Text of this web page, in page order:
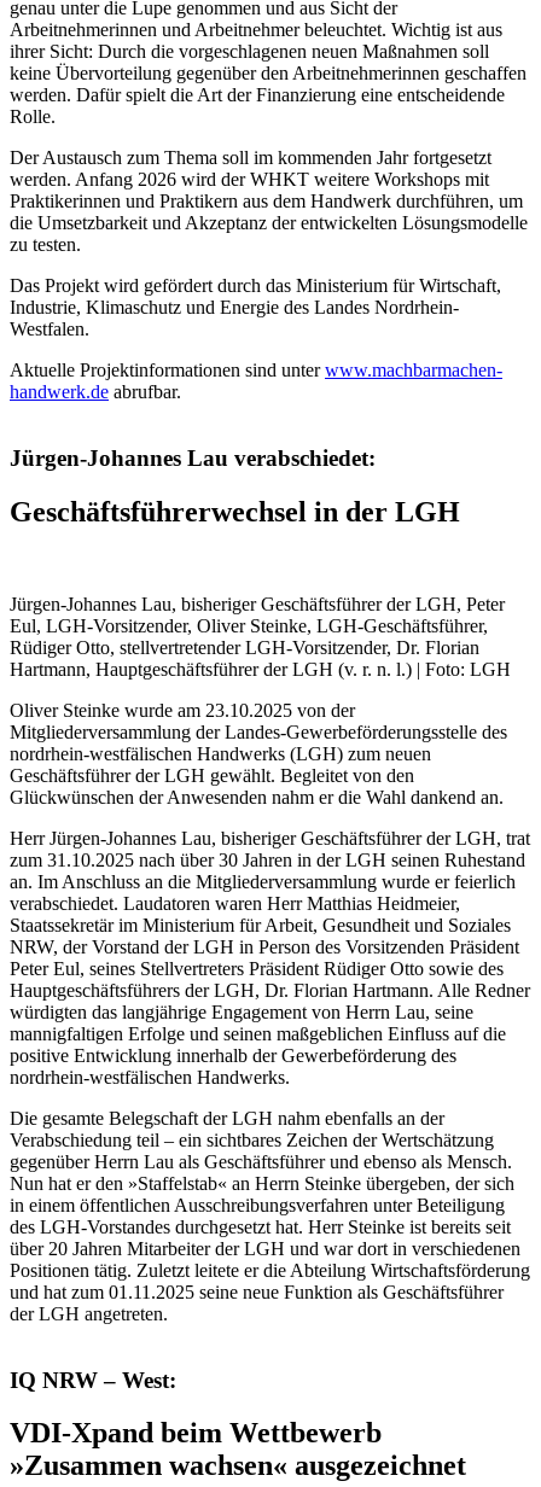
genau unter die Lupe genommen und aus Sicht der
Arbeitnehmerinnen und Arbeitnehmer beleuchtet. Wichtig ist aus
ihrer Sicht: Durch die vorgeschlagenen neuen Maßnahmen soll
keine Übervorteilung gegenüber den Arbeitnehmerinnen geschaffen
werden. Dafür spielt die Art der Finanzierung eine entscheidende
Rolle.
Der Austausch zum Thema soll im kommenden Jahr fortgesetzt
werden. Anfang 2026 wird der WHKT weitere Workshops mit
Praktikerinnen und Praktikern aus dem Handwerk durchführen, um
die Umsetzbarkeit und Akzeptanz der entwickelten Lösungsmodelle
zu testen.
Das Projekt wird gefördert durch das Ministerium für Wirtschaft,
Industrie, Klimaschutz und Energie des Landes Nordrhein-
Westfalen.
Aktuelle Projektinformationen sind unterwww.machbarmachen-
handwerk.de abrufbar.
Jürgen-Johannes Lau verabschiedet:
Geschäftsführerwechsel in der LGH
Jürgen-Johannes Lau, bisheriger Geschäftsführer der LGH, Peter
Eul, LGH-Vorsitzender, Oliver Steinke, LGH-Geschäftsführer,
Rüdiger Otto, stellvertretender LGH-Vorsitzender, Dr. Florian
Hartmann, Hauptgeschäftsführer der LGH (v. r. n. l.) | Foto: LGH
Oliver Steinke wurde am 23.10.2025 von der
Mitgliederversammlung der Landes-Gewerbeförderungsstelle des
nordrhein-westfälischen Handwerks (LGH) zum neuen
Geschäftsführer der LGH gewählt. Begleitet von den
Glückwünschen der Anwesenden nahm er die Wahl dankend an.
Herr Jürgen-Johannes Lau, bisheriger Geschäftsführer der LGH, trat
zum 31.10.2025 nach über 30 Jahren in der LGH seinen Ruhestand
an. Im Anschluss an die Mitgliederversammlung wurde er feierlich
verabschiedet. Laudatoren waren Herr Matthias Heidmeier,
Staatssekretär im Ministerium für Arbeit, Gesundheit und Soziales
NRW, der Vorstand der LGH in Person des Vorsitzenden Präsident
Peter Eul, seines Stellvertreters Präsident Rüdiger Otto sowie des
Hauptgeschäftsführers der LGH, Dr. Florian Hartmann. Alle Redner
würdigten das langjährige Engagement von Herrn Lau, seine
mannigfaltigen Erfolge und seinen maßgeblichen Einfluss auf die
positive Entwicklung innerhalb der Gewerbeförderung des
nordrhein-westfälischen Handwerks.
Die gesamte Belegschaft der LGH nahm ebenfalls an der
Verabschiedung teil – ein sichtbares Zeichen der Wertschätzung
gegenüber Herrn Lau als Geschäftsführer und ebenso als Mensch.
Nun hat er den »Staffelstab« an Herrn Steinke übergeben, der sich
in einem öffentlichen Ausschreibungsverfahren unter Beteiligung
des LGH-Vorstandes durchgesetzt hat. Herr Steinke ist bereits seit
über 20 Jahren Mitarbeiter der LGH und war dort in verschiedenen
Positionen tätig. Zuletzt leitete er die Abteilung Wirtschaftsförderung
und hat zum 01.11.2025 seine neue Funktion als Geschäftsführer
der LGH angetreten.
IQ NRW – West:
VDI-Xpand beim Wettbewerb
»Zusammen wachsen« ausgezeichnet